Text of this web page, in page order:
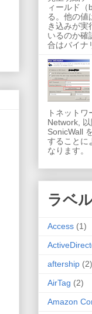
ィールド
る。他の値
き込みが
いるのか確
合はバイナ
トネット
Network, 以
SonicWall
することに
なります
ラベ
Access (1)
aftership (2)
AirTag (2)
Amazon